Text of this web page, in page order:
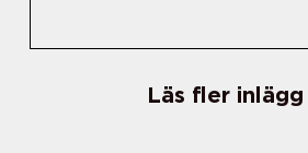
Läs fler inlägg